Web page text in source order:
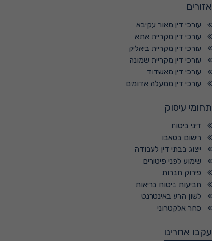
אזורים
עורכי דין מאור עקיבא
עורכי דין מקריית אתא
עורכי דין מקריית ביאליק
עורכי דין מקריית שמונה
עורכי דין מאשדוד
עורכי דין ממעלה אדומים
תחומי עיסוק
דיני ביטוח
רישום בטאבו
ייצוג בבתי דין לעבודה
שימוע לפני פיטורים
פירוק חברות
תביעות ביטוח בריאות
לשון הרע באינטרנט
סחר אלקטרוני
עקבו אחרינו